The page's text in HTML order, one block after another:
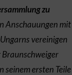
zu
Anschauungen mit
vereinigen
seinem ersten Teile